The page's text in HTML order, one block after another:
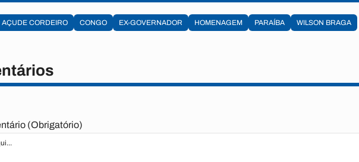
AÇUDE CORDEIRO CONGO EX-GOVERNADOR HOMENAGEM PARAÍBA WILSON BRAGA
(Obrigatório)